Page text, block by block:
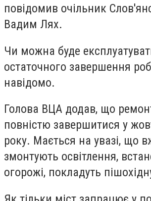
повідомив очільник
Вадим Лях.
Чи можна буде
остаточного завершення
навідомо.
Голова ВЦА додав, що
повністю завершитися у
року. Мається на увазі, що
змонтують освітлення,
огорожі, покладуть